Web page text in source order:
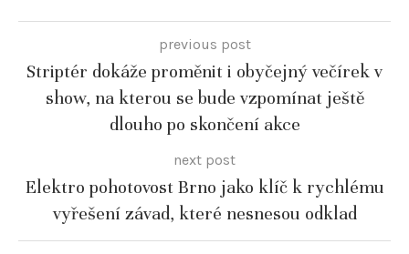
previous post
Striptér dokáže proměnit i obyčejný večírek v
show, na kterou se bude vzpomínat ještě
dlouho po skončení akce
next post
Elektro pohotovost Brno jako klíč k rychlému
vyřešení závad, které nesnesou odklad